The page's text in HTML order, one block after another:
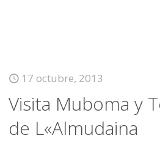
17 octubre, 2013
Visita Muboma y
de L«Almudaina